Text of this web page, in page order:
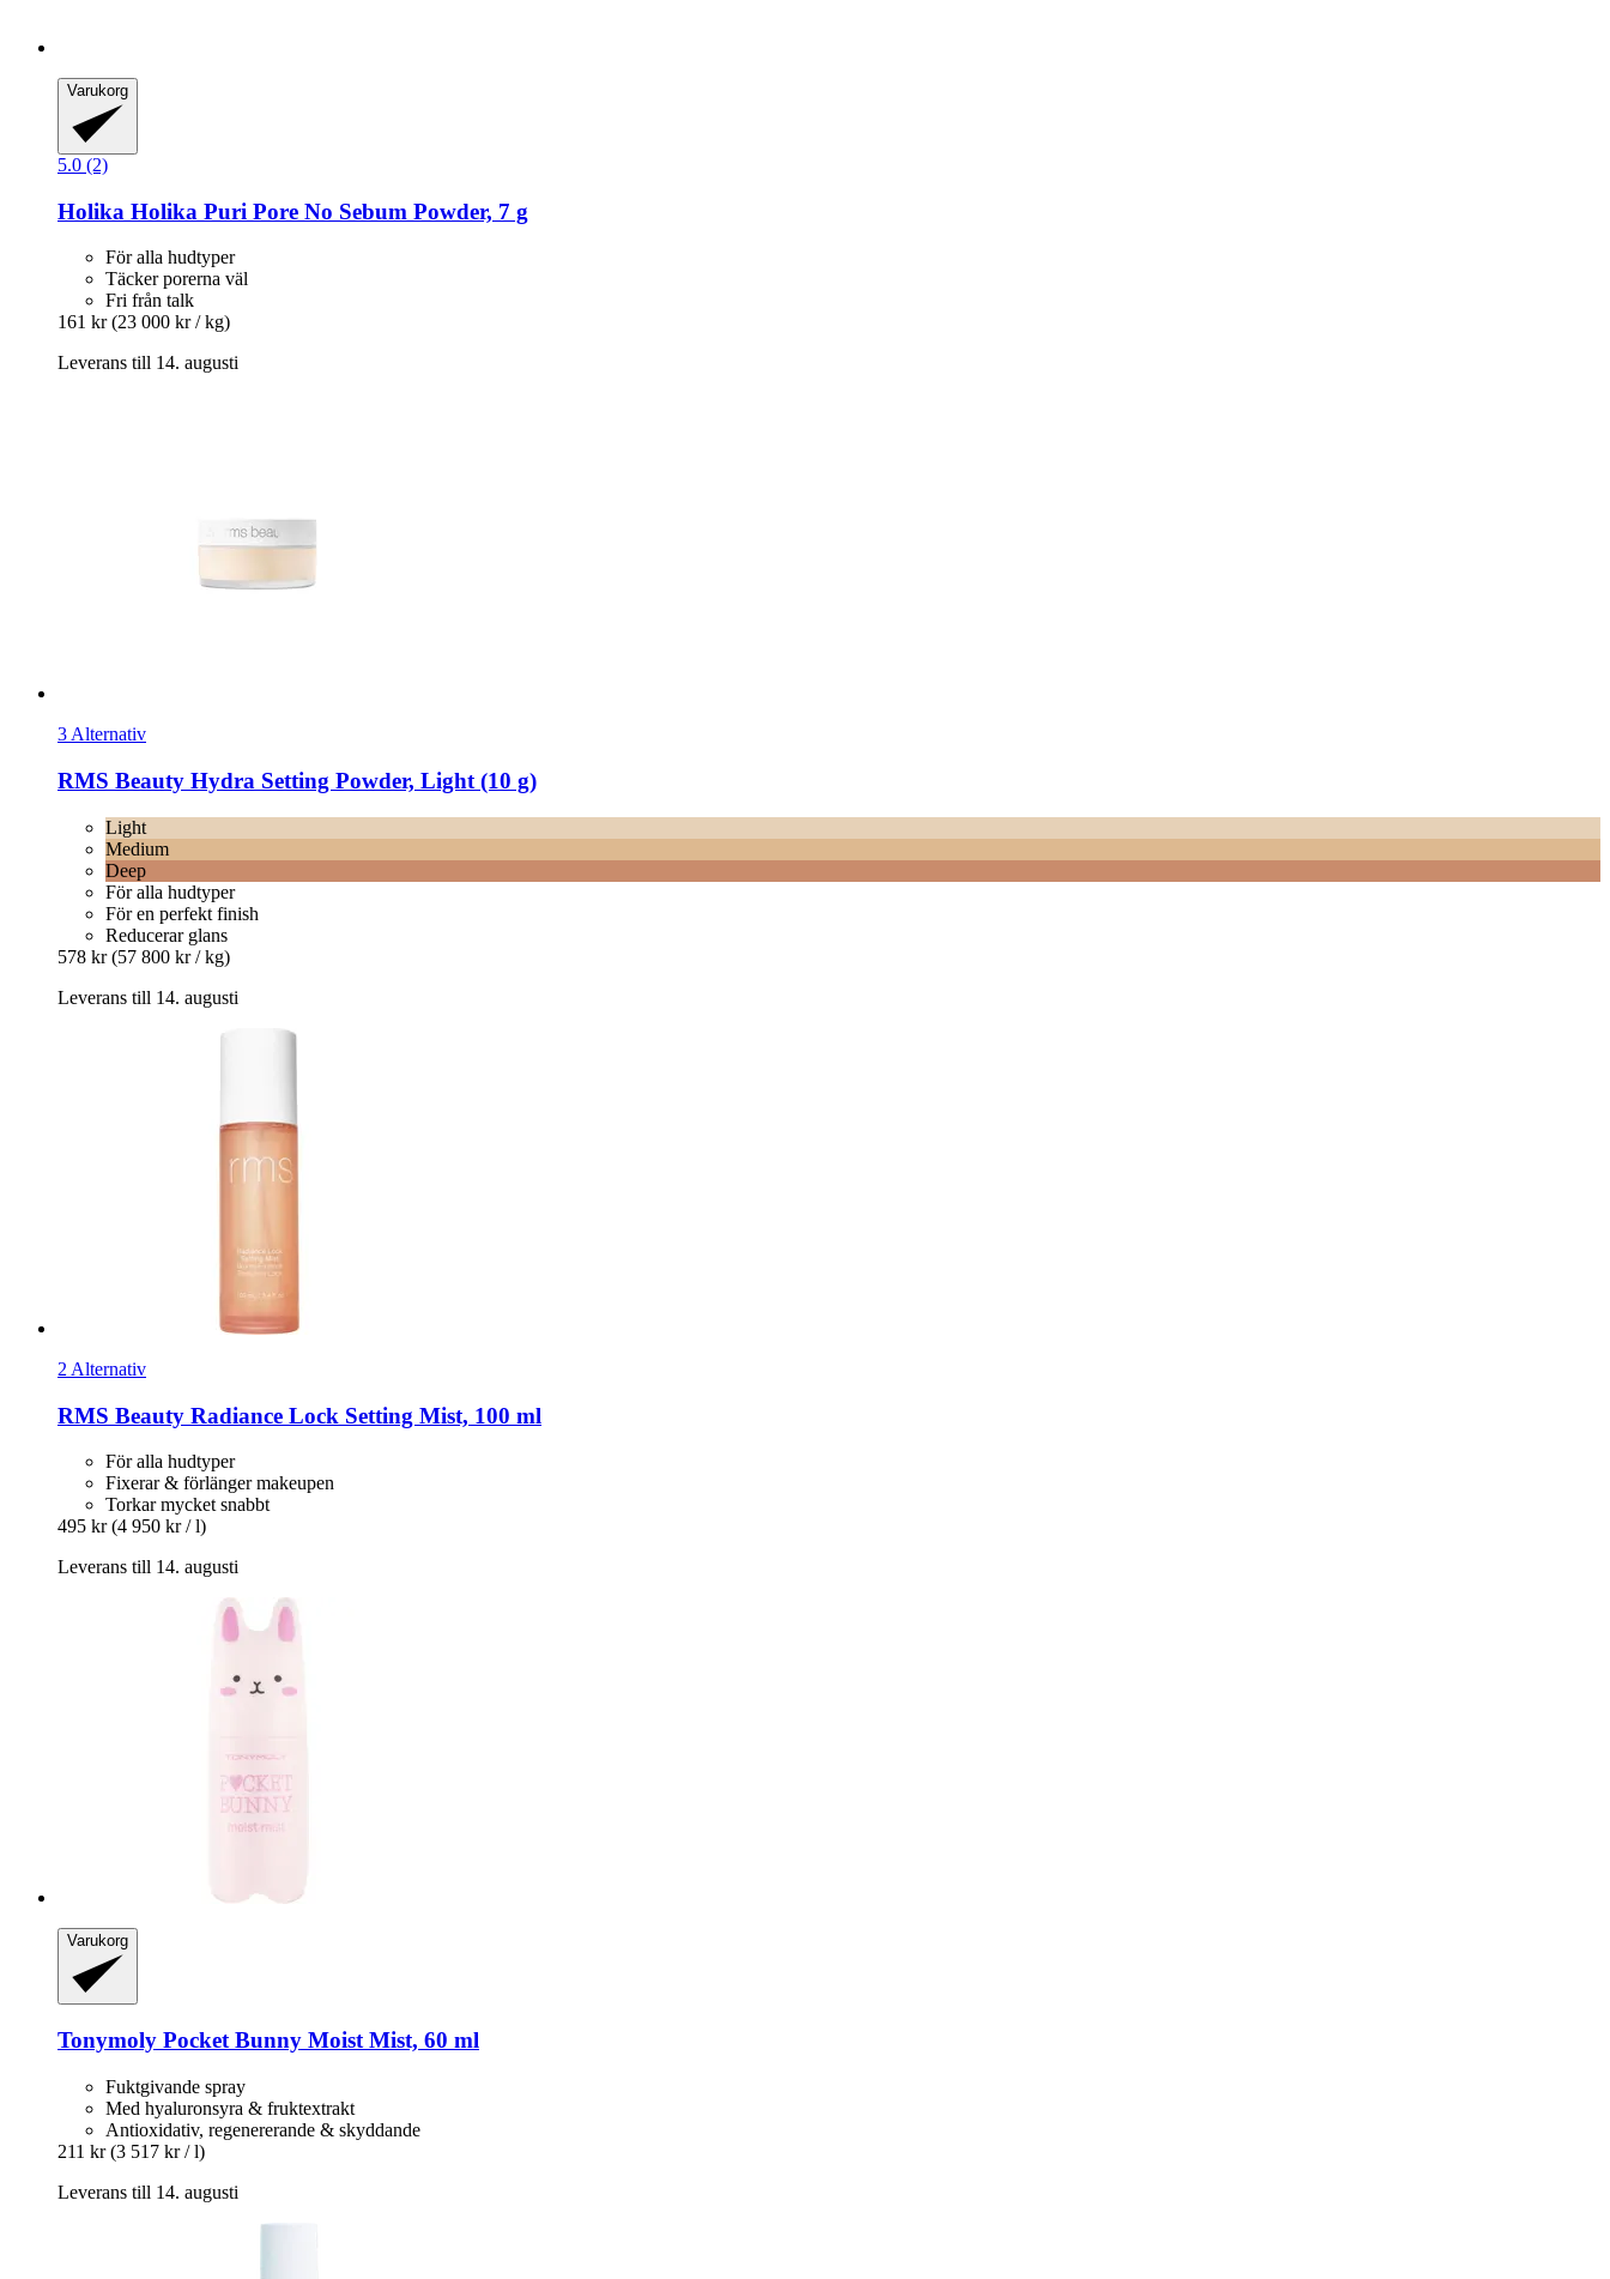
Varukorg
5.0 (2)
Holika Holika Puri Pore No Sebum Powder, 7 g
För alla hudtyper
Täcker porerna väl
Fri från talk
161 kr (23 000 kr / kg)
Leverans till 14. augusti
3 Alternativ
RMS Beauty Hydra Setting Powder, Light (10 g)
Light
Medium
Deep
För alla hudtyper
För en perfekt finish
Reducerar glans
578 kr (57 800 kr / kg)
Leverans till 14. augusti
2 Alternativ
RMS Beauty Radiance Lock Setting Mist, 100 ml
För alla hudtyper
Fixerar & förlänger makeupen
Torkar mycket snabbt
495 kr (4 950 kr / l)
Leverans till 14. augusti
Varukorg
Tonymoly Pocket Bunny Moist Mist, 60 ml
Fuktgivande spray
Med hyaluronsyra & fruktextrakt
Antioxidativ, regenererande & skyddande
211 kr (3 517 kr / l)
Leverans till 14. augusti